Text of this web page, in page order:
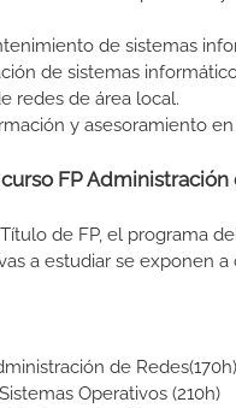
de sistemas
de sistemas
redes de área local.
y asesoramiento
FP
de FP, el programa
a estudiar se exponen a
de Redes(170h)
Operativos (210h)